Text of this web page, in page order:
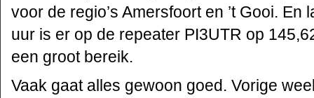
voor de regio’s Amersfoort en ’t Gooi.
uur is er op de repeater PI3UTR op
een groot bereik.
Vaak gaat alles gewoon goed. Vorige